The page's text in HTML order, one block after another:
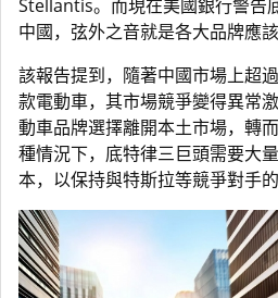
Stellantis。而現在美國銀行警告
中國，弦外之音就是各大品牌應
該報告提到，隨著中國市場上超
款電動車，其市場競爭變得異常
動車品牌選擇離開本土市場，轉
種情況下，底特律三巨頭需要大
本，以保持與特斯拉等競爭對手的